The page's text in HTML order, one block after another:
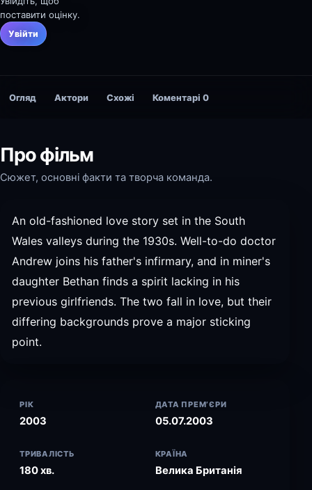
поставити оцінку.
Увійти
Огляд Актори Схожі Коментарі 0
Про фільм
Сюжет, основні факти та творча команда.
An old-fashioned love story set in the South
Wales valleys during the 1930s. Well-to-do doctor
Andrew joins his father's infirmary, and in miner's
daughter Bethan finds a spirit lacking in his
previous girlfriends. The two fall in love, but their
differing backgrounds prove a major sticking
point.
РІК
2003
ДАТА ПРЕМ’ЄРИ
05.07.2003
ТРИВАЛІСТЬ
180 хв.
КРАЇНА
Велика Британія